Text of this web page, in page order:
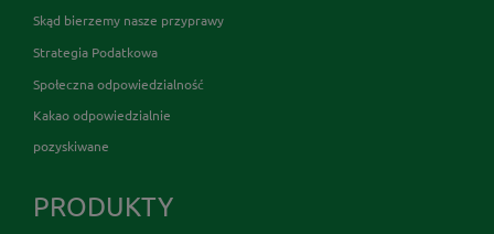
Skąd bierzemy nasze przyprawy
Strategia Podatkowa
Społeczna odpowiedzialność
Kakao odpowiedzialnie
pozyskiwane
PRODUKTY